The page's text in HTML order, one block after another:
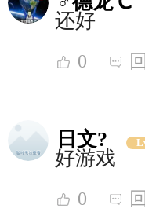
还好
0
日文?
好游戏
0